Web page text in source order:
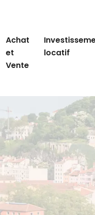
Achat
et
Vente
locatif